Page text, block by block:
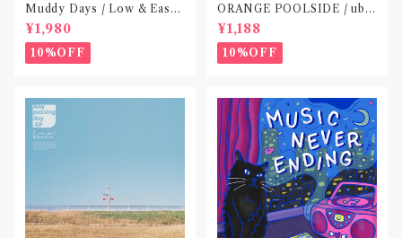
Muddy Days / Low & Easy
Life〝東京〟
¥1,980
10%OFF
ORANGE POOLSIDE / ubu
(CD作品)〝神奈川・厚木〟
¥1,188
10%OFF